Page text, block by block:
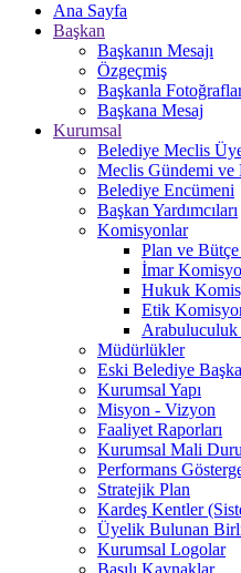
Ana Sayfa
Başkan
Başkanın Mesajı
Özgeçmiş
Başkanla
Başkana Mesaj
Kurumsal
Belediye Meclis
Meclis Gündemi ve
Belediye Encümeni
Başkan Yardımcıları
Komisyonlar
Plan ve
İmar
Hukuk
Etik
Müdürlükler
Eski Belediye
Kurumsal Yapı
Misyon - Vizyon
Faaliyet Raporları
Kurumsal Mali
Performans
Stratejik Plan
Kardeş Kentler
Üyelik Bulunan
Kurumsal Logolar
Basılı Kaynaklar